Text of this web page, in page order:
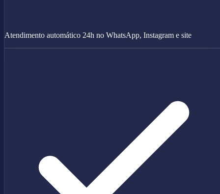
Atendimento automático 24h no WhatsApp, Instagram e site